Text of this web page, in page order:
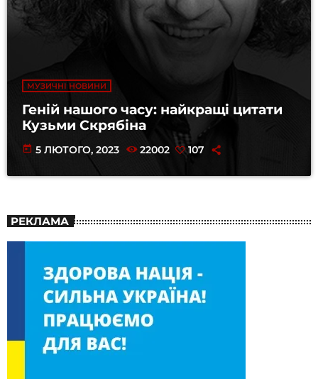
МУЗИЧНІ НОВИНИ
Геній нашого часу: найкращі цитати
Кузьми Скрябіна
today 5 ЛЮТОГО, 2023 22002 107
РЕКЛАМА